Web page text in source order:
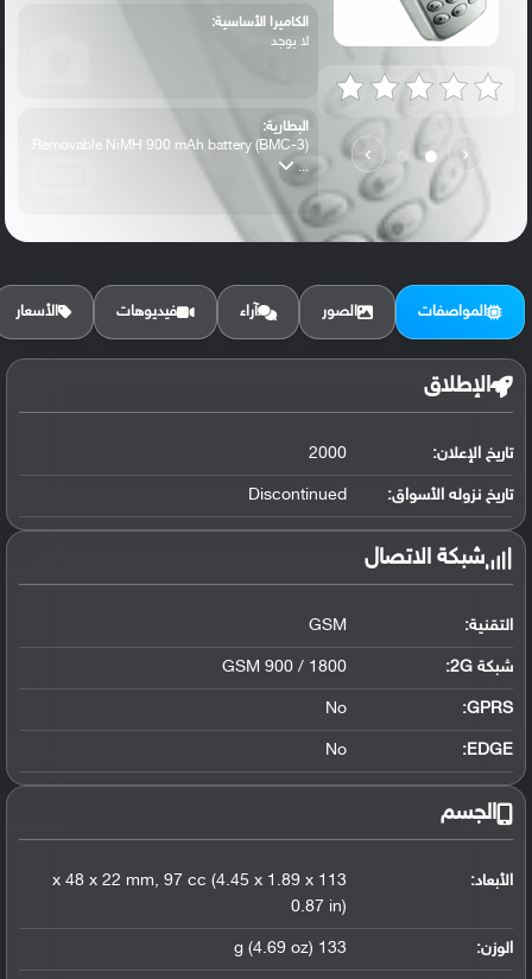
‹
›
الكاميرا الأساسية:
لا يوجد
البطارية:
Removable NiMH 900 mAh battery (BMC-3)
...
المواصفات الصور آراء فيديوهات الأسعار
الإطلاق
تاريخ الإعلان: 2000
تاريخ نزوله الأسواق: Discontinued
شبكة الاتصال
التقنية: GSM
شبكة 2G: GSM 900 / 1800
GPRS:
No
EDGE:
No
الجسم
الأبعاد:
113 x 48 x 22 mm, 97 cc (4.45 x 1.89 x
0.87 in)
الوزن: 133 g (4.69 oz)